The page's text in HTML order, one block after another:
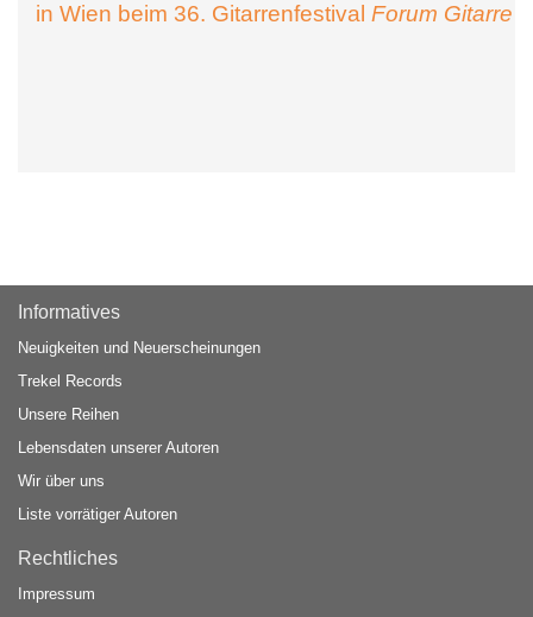
in Wien beim 36. Gitarrenfestival Forum Gitarre
Informatives
Neuigkeiten und Neuerscheinungen
Trekel Records
Unsere Reihen
Lebensdaten unserer Autoren
Wir über uns
Liste vorrätiger Autoren
Rechtliches
Impressum